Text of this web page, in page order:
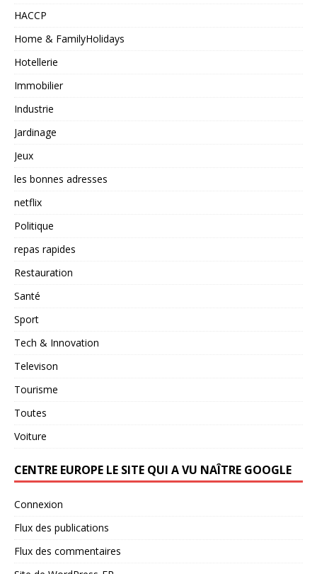
HACCP
Home & FamilyHolidays
Hotellerie
Immobilier
Industrie
Jardinage
Jeux
les bonnes adresses
netflix
Politique
repas rapides
Restauration
Santé
Sport
Tech & Innovation
Televison
Tourisme
Toutes
Voiture
CENTRE EUROPE LE SITE QUI A VU NAÎTRE GOOGLE
Connexion
Flux des publications
Flux des commentaires